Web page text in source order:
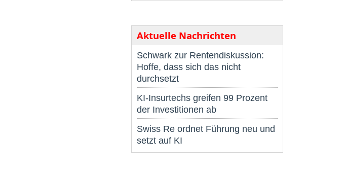
Aktuelle Nachrichten
Schwark zur Rentendiskussion:
Hoffe, dass sich das nicht
durchsetzt
KI-Insurtechs greifen 99 Prozent
der Investitionen ab
Swiss Re ordnet Führung neu und
setzt auf KI